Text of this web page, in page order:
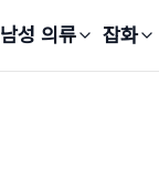
남성 의류 잡화